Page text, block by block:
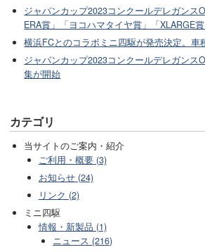
ジャパンカップ2023コンクールデレガンス
ERA賞」「ヨコハマタイヤ賞」「XLARGE
横浜FCとのコラボミニ四駆が発売決定。車
ジャパンカップ2023コンクールデレガンス
集が開始
カテゴリ
当サイトのご案内・紹介
ご利用・概要 (3)
お知らせ (24)
リンク (2)
ミニ四駆
情報・新製品 (1)
ニュース (216)